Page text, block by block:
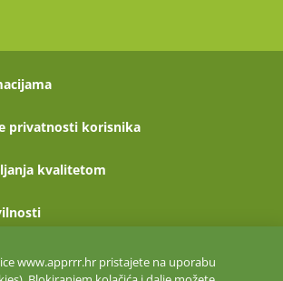
privatnosti korisnika
kvalitetom
www.apprrr.hr pristajete na uporabu